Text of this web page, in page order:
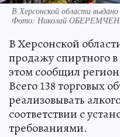
В Херсонской области
Фото: Николай
В Херсонской
продажу спиртного
этом сообщил
Всего 138 торговых
реализовывать
соответствии с
требованиями.